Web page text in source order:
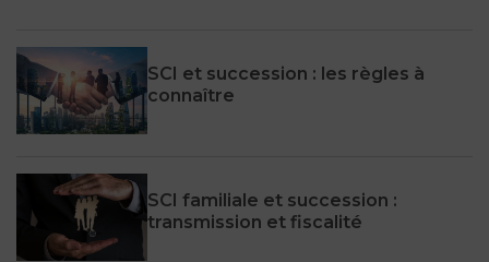
SCI et succession : les règles à
connaître
SCI familiale et succession :
transmission et fiscalité